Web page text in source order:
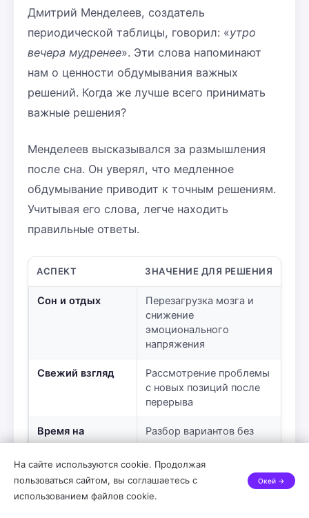
Дмитрий Менделеев, создатель
периодической таблицы, говорил: «утро
вечера мудренее». Эти слова напоминают
нам о ценности обдумывания важных
решений. Когда же лучше всего принимать
важные решения?
Менделеев высказывался за размышления
после сна. Он уверял, что медленное
обдумывание приводит к точным решениям.
Учитывая его слова, легче находить
правильные ответы.
АСПЕКТ ЗНАЧЕНИЕ ДЛЯ РЕШЕНИЯ
Сон и отдых
Перезагрузка мозга и
снижение
эмоционального
напряжения
Свежий взгляд
Рассмотрение проблемы
с новых позиций после
перерыва
Время на
размышление
Разбор вариантов без
спешки и давления
Обсуждение с
дополнительных мнений
и идей
На сайте используются cookie. Продолжая
пользоваться сайтом, вы соглашаетесь с
использованием файлов cookie.
Окей →